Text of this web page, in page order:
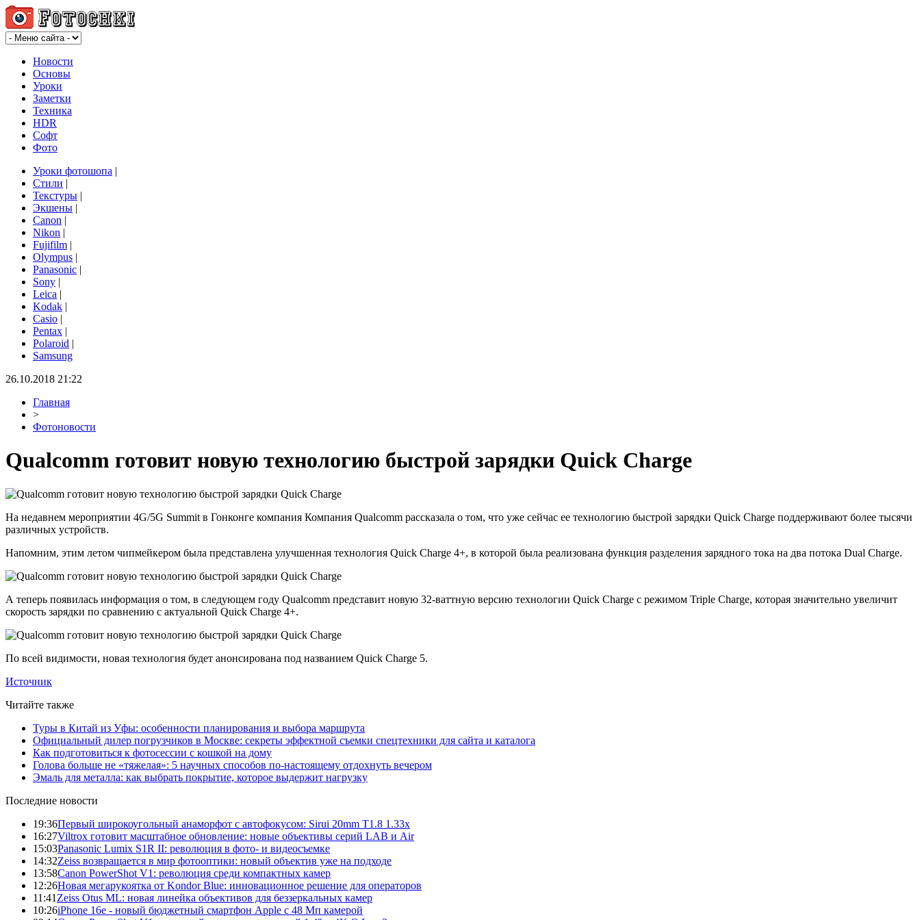
Новости
Основы
Уроки
Заметки
Техника
HDR
Софт
Фото
Уроки фотошопа |
Стили |
Текстуры |
Экшены |
Canon |
Nikon |
Fujifilm |
Olympus |
Panasonic |
Sony |
Leica |
Kodak |
Casio |
Pentax |
Polaroid |
Samsung
26.10.2018 21:22
Главная
>
Фотоновости
Qualcomm готовит новую технологию быстрой зарядки Quick Charge
На недавнем мероприятии 4G/5G Summit в Гонконге компания Компания Qualcomm рассказала о том, что уже сейчас ее технологию быстрой зарядки Quick Charge поддерживают более тысячи
различных устройств.
Напомним, этим летом чипмейкером была представлена улучшенная технология Quick Charge 4+, в которой была реализована функция разделения зарядного тока на два потока Dual Charge.
А теперь появилась информация о том, в следующем году Qualcomm представит новую 32-ваттную версию технологии Quick Charge с режимом Triple Charge, которая значительно увеличит
скорость зарядки по сравнению с актуальной Quick Charge 4+.
По всей видимости, новая технология будет анонсирована под названием Quick Charge 5.
Источник
Читайте также
Туры в Китай из Уфы: особенности планирования и выбора маршрута
Официальный дилер погрузчиков в Москве: секреты эффектной съемки спецтехники для сайта и каталога
Как подготовиться к фотосессии с кошкой на дому
Голова больше не «тяжелая»: 5 научных способов по-настоящему отдохнуть вечером
Эмаль для металла: как выбрать покрытие, которое выдержит нагрузку
Последние новости
19:36Первый широкоугольный анаморфот с автофокусом: Sirui 20mm T1.8 1.33x
16:27Viltrox готовит масштабное обновление: новые объективы серий LAB и Air
15:03Panasonic Lumix S1R II: революция в фото- и видеосъемке
14:32Zeiss возвращается в мир фотооптики: новый объектив уже на подходе
13:58Canon PowerShot V1: революция среди компактных камер
12:26Новая мегарукоятка от Kondor Blue: инновационное решение для операторов
11:41 Zeiss Otus ML: новая линейка объективов для беззеркальных камер
10:26iPhone 16e - новый бюджетный смартфон Apple с 48 Мп камерой